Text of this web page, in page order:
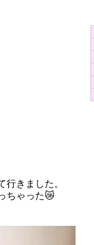
きました。
ちゃった😿